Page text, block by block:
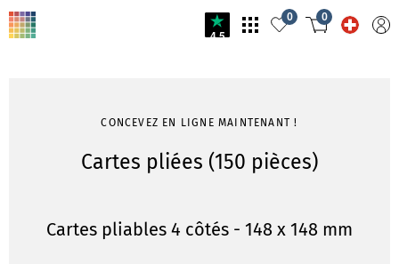
4.5
0 0
CONCEVEZ EN LIGNE MAINTENANT !
Cartes pliées (150 pièces)
Cartes pliables 4 côtés - 148 x 148 mm